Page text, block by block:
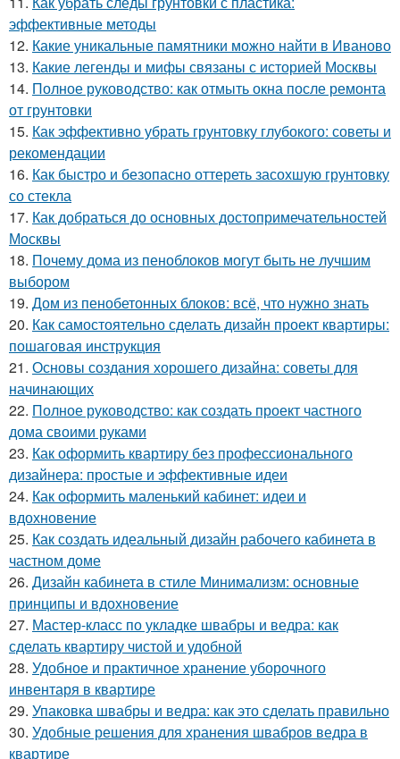
эффективные методы
12. Какие уникальные памятники можно найти в Иваново
13. Какие легенды и мифы связаны с историей Москвы
14. Полное руководство: как отмыть окна после ремонта
от грунтовки
15. Как эффективно убрать грунтовку глубокого: советы и
рекомендации
16. Как быстро и безопасно оттереть засохшую грунтовку
со стекла
17. Как добраться до основных достопримечательностей
Москвы
18. Почему дома из пеноблоков могут быть не лучшим
выбором
19. Дом из пенобетонных блоков: всё, что нужно знать
20. Как самостоятельно сделать дизайн проект квартиры:
пошаговая инструкция
21. Основы создания хорошего дизайна: советы для
начинающих
22. Полное руководство: как создать проект частного
дома своими руками
23. Как оформить квартиру без профессионального
дизайнера: простые и эффективные идеи
24. Как оформить маленький кабинет: идеи и
вдохновение
25. Как создать идеальный дизайн рабочего кабинета в
частном доме
26. Дизайн кабинета в стиле Минимализм: основные
принципы и вдохновение
27. Мастер-класс по укладке швабры и ведра: как
сделать квартиру чистой и удобной
28. Удобное и практичное хранение уборочного
инвентаря в квартире
29. Упаковка швабры и ведра: как это сделать правильно
30. Удобные решения для хранения швабров ведра в
квартире